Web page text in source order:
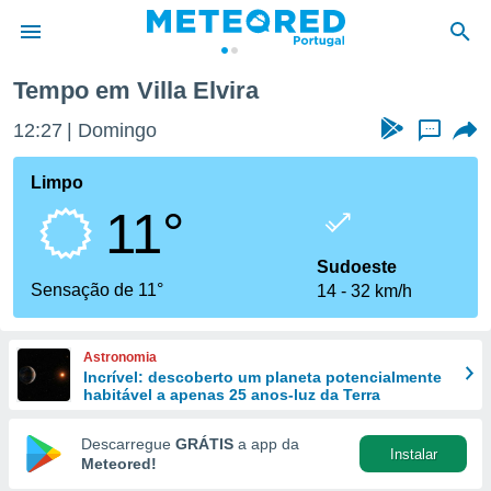
da
foi
fornecidas
a este
das
e
forma
digital
Tempo em Villa Elvira
12:27 Domingo ...
Limpo
11°
Sensação de 11°
Sudoeste
14
32 km/h
Astronomia
Incrível: descoberto um planeta potencialmente
habitável a apenas 25 anos-luz da Terra
Descarregue GRÁTIS a app da
Meteored!
Instalar